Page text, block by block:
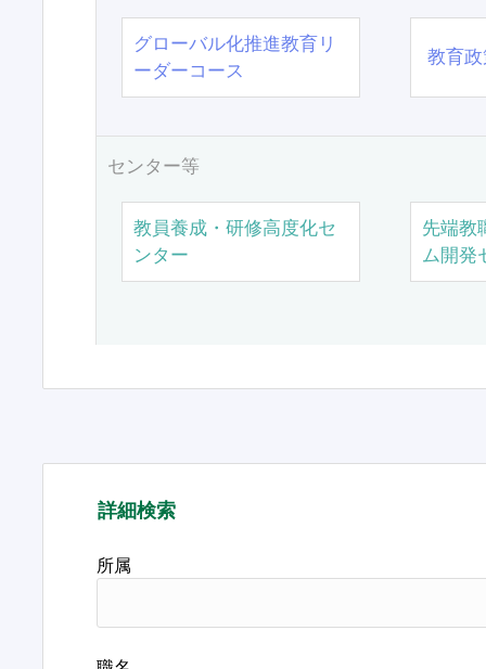
グローバル化推進教育リ
ーダーコース
教育
センター等
教員養成・研修高度化セ
ンター
先端教
ム開発
詳細検索
所属